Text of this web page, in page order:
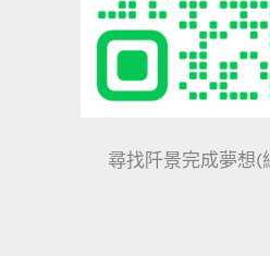
尋找阡景完成夢想(